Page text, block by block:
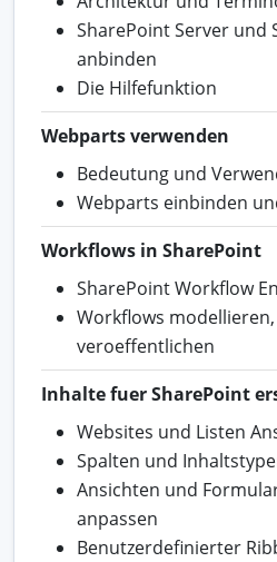
SharePoint Server und
anbinden
Die Hilfefunktion
Webparts verwenden
Bedeutung und
Webparts einbinden
Workflows in SharePoint
SharePoint Workflow
Workflows
veroeffentlichen
Inhalte fuer SharePoint
Websites und Listen
Spalten und
Ansichten und
anpassen
Benutzerdefinierter